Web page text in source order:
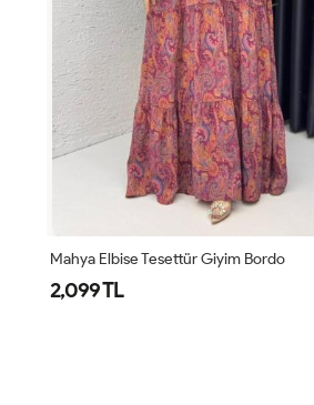
Mahya Elbise Tesettür Giyim Bordo
2,099 TL